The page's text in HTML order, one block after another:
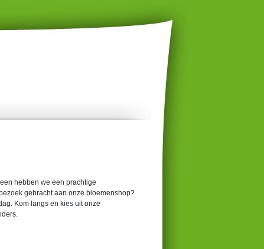
hebben we een prachtige
gebracht aan onze bloemenshop?
Kom langs en kies uit onze